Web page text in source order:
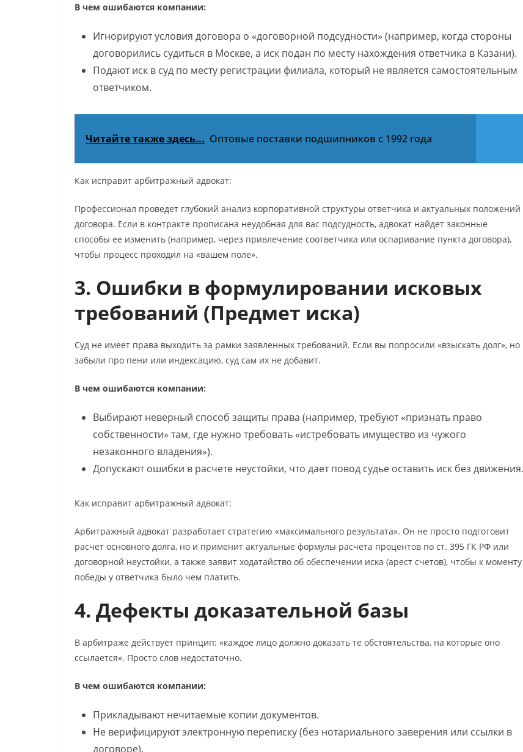
В чем ошибаются компании:
Игнорируют условия договора о «договорной подсудности» (например, когда стороны
договорились судиться в Москве, а иск подан по месту нахождения ответчика в Казани).
Подают иск в суд по месту регистрации филиала, который не является самостоятельным
ответчиком.
Читайте также здесь... Оптовые поставки подшипников с 1992 года
Как исправит арбитражный адвокат:
Профессионал проведет глубокий анализ корпоративной структуры ответчика и актуальных положений
договора. Если в контракте прописана неудобная для вас подсудность, адвокат найдет законные
способы ее изменить (например, через привлечение соответчика или оспаривание пункта договора),
чтобы процесс проходил на «вашем поле».
3. Ошибки в формулировании исковых
требований (Предмет иска)
Суд не имеет права выходить за рамки заявленных требований. Если вы попросили «взыскать долг», но
забыли про пени или индексацию, суд сам их не добавит.
В чем ошибаются компании:
Выбирают неверный способ защиты права (например, требуют «признать право
собственности» там, где нужно требовать «истребовать имущество из чужого
незаконного владения»).
Допускают ошибки в расчете неустойки, что дает повод судье оставить иск без движения.
Как исправит арбитражный адвокат:
Арбитражный адвокат разработает стратегию «максимального результата». Он не просто подготовит
расчет основного долга, но и применит актуальные формулы расчета процентов по ст. 395 ГК РФ или
договорной неустойки, а также заявит ходатайство об обеспечении иска (арест счетов), чтобы к моменту
победы у ответчика было чем платить.
4. Дефекты доказательной базы
В арбитраже действует принцип: «каждое лицо должно доказать те обстоятельства, на которые оно
ссылается». Просто слов недостаточно.
В чем ошибаются компании:
Прикладывают нечитаемые копии документов.
Не верифицируют электронную переписку (без нотариального заверения или ссылки в
договоре).